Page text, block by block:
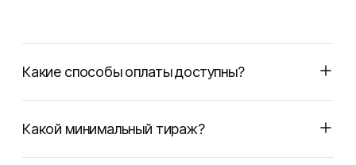
Какие способы оплаты доступны?
Какой минимальный тираж?